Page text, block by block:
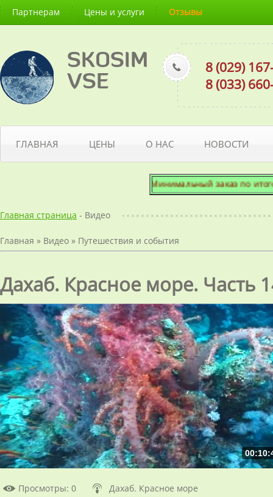
Партнерам Цены и услуги Отзывы
SKOSIM
VSE
8 (029)
8 (033)
ГЛАВНАЯ ЦЕНЫ О НАС НОВОСТИ
Минимальный заказ по
Главная страница - Видео
Главная » Видео » Путешествия и события
Дахаб. Красное море. Часть
Просмотры: 0 Дахаб. Красное море